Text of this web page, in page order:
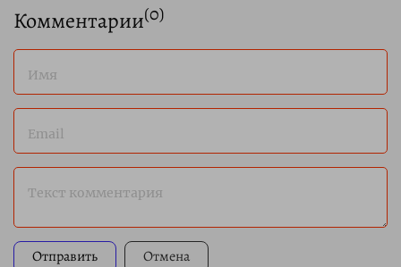
Комментарии(0)
Имя
Email
Текст комментария
Отправить Отмена